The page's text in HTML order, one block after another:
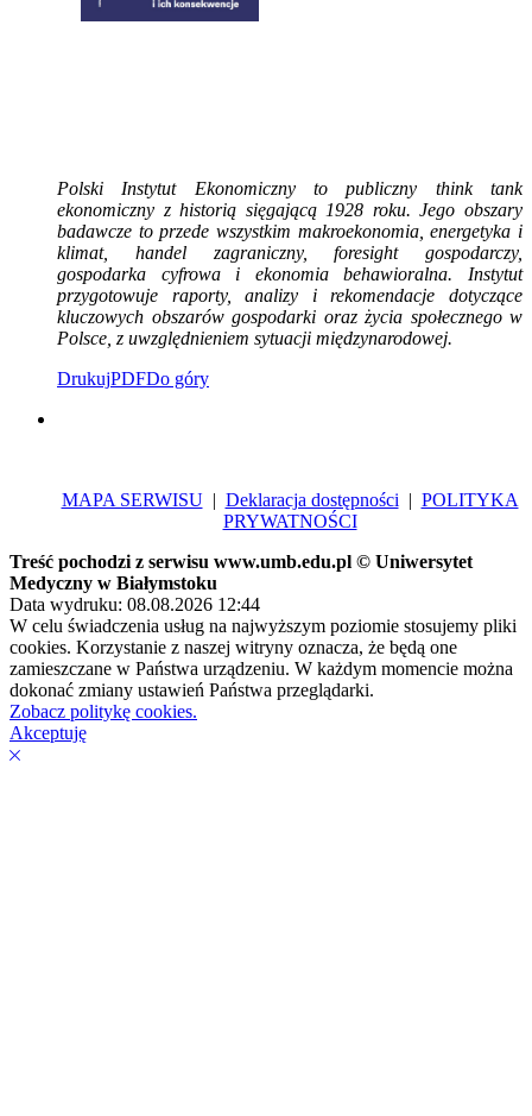
Polski Instytut Ekonomiczny to publiczny think tank
ekonomiczny z historią sięgającą 1928 roku. Jego obszary
badawcze to przede wszystkim makroekonomia, energetyka i
klimat, handel zagraniczny, foresight gospodarczy,
gospodarka cyfrowa i ekonomia behawioralna. Instytut
przygotowuje raporty, analizy i rekomendacje dotyczące
kluczowych obszarów gospodarki oraz życia społecznego w
Polsce, z uwzględnieniem sytuacji międzynarodowej.
DrukujPDFDo góry
MAPA SERWISU| Deklaracja dostępności | POLITYKA
PRYWATNOŚCI
Treść pochodzi z serwisu www.umb.edu.pl © Uniwersytet
Medyczny w Białymstoku
Data wydruku: 08.08.2026 12:44
W celu świadczenia usług na najwyższym poziomie stosujemy pliki
cookies. Korzystanie z naszej witryny oznacza, że będą one
zamieszczane w Państwa urządzeniu. W każdym momencie można
dokonać zmiany ustawień Państwa przeglądarki.
Zobacz politykę cookies.
Akceptuję